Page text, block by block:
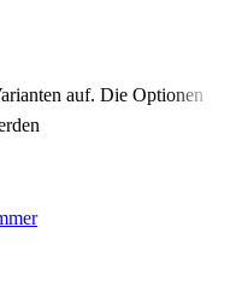
auf. Die Optionen